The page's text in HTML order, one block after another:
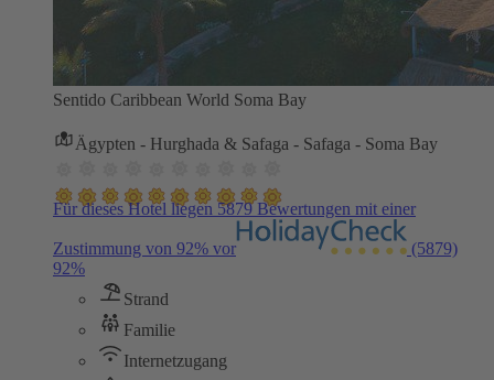
Sentido Caribbean World Soma Bay
Ägypten - Hurghada & Safaga - Safaga - Soma Bay
Für dieses Hotel liegen 5879 Bewertungen mit einer
Zustimmung von 92% vor
(5879)
92%
Strand
Familie
Internetzugang